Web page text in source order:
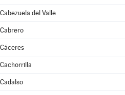
Cabezuela del Valle
Cabrero
Cáceres
Cachorrilla
Cadalso